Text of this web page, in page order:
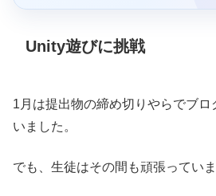
Unity遊びに挑戦
1月は提出物の締め切りやらでブロ
いました。
でも、生徒はその間も頑張っていま